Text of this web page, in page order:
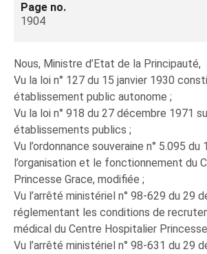
Page no.
1904
Nous, Ministre d’Etat de la Principauté,
Vu la loi n° 127 du 15 janvier 1930
établissement public autonome ;
Vu la loi n° 918 du 27 décembre 1971
établissements publics ;
Vu l’ordonnance souveraine n° 5.095
l’organisation et le fonctionnement du
Princesse Grace, modifiée ;
Vu l’arrêté ministériel n° 98-629 du 29
réglementant les conditions de
médical du Centre Hospitalier
Vu l’arrêté ministériel n° 98-631 du 29